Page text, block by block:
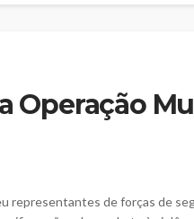
Operação
representantes de forças de